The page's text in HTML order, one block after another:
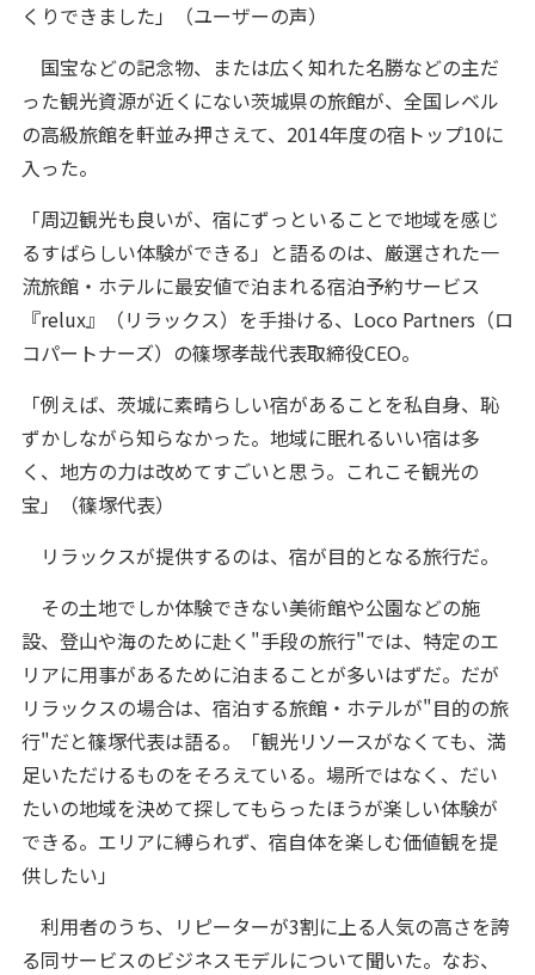
くりできました」（ユーザーの声）
国宝などの記念物、または広く知れた名勝などの主だ
った観光資源が近くにない茨城県の旅館が、全国レベル
の高級旅館を軒並み押さえて、2014年度の宿トップ10に
入った。
「周辺観光も良いが、宿にずっといることで地域を感じ
るすばらしい体験ができる」と語るのは、厳選された一
流旅館・ホテルに最安値で泊まれる宿泊予約サービス
『relux』（リラックス）を手掛ける、Loco Partners（ロ
コパートナーズ）の篠塚孝哉代表取締役CEO。
「例えば、茨城に素晴らしい宿があることを私自身、恥
ずかしながら知らなかった。地域に眠れるいい宿は多
く、地方の力は改めてすごいと思う。これこそ観光の
宝」（篠塚代表）
リラックスが提供するのは、宿が目的となる旅行だ。
その土地でしか体験できない美術館や公園などの施
設、登山や海のために赴く"手段の旅行"では、特定のエ
リアに用事があるために泊まることが多いはずだ。だが
リラックスの場合は、宿泊する旅館・ホテルが"目的の旅
行"だと篠塚代表は語る。「観光リソースがなくても、満
足いただけるものをそろえている。場所ではなく、だい
たいの地域を決めて探してもらったほうが楽しい体験が
できる。エリアに縛られず、宿自体を楽しむ価値観を提
供したい」
利用者のうち、リピーターが3割に上る人気の高さを誇
る同サービスのビジネスモデルについて聞いた。なお、